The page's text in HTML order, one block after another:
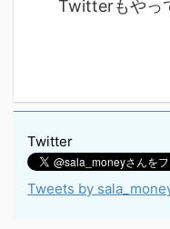
Twitterもやっ
Twitter
Tweets by